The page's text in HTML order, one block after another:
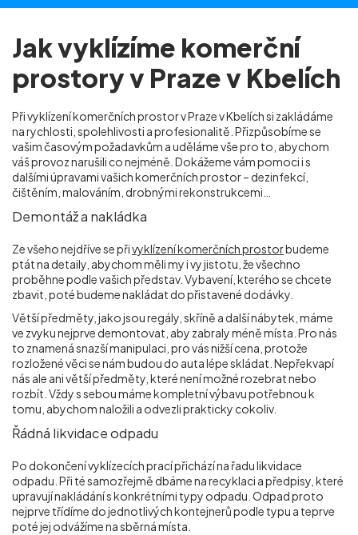
Jak vyklízíme komerční
prostory v Praze v Kbelích
Při vyklízení komerčních prostor v Praze v Kbelích si zakládáme
na rychlosti, spolehlivosti a profesionalitě. Přizpůsobíme se
vašim časovým požadavkům a uděláme vše pro to, abychom
váš provoz narušili co nejméně. Dokážeme vám pomoci i s
dalšími úpravami vašich komerčních prostor – dezinfekcí,
čištěním, malováním, drobnými rekonstrukcemi…
Demontáž a nakládka
Ze všeho nejdříve se přivyklízení komerčních prostorbudeme
ptát na detaily, abychom měli my i vy jistotu, že všechno
proběhne podle vašich představ. Vybavení, kterého se chcete
zbavit, poté budeme nakládat do přistavené dodávky.
Větší předměty, jako jsou regály, skříně a další nábytek, máme
ve zvyku nejprve demontovat, aby zabraly méně místa. Pro nás
to znamená snazší manipulaci, pro vás nižší cena, protože
rozložené věci se nám budou do auta lépe skládat. Nepřekvapí
nás ale ani větší předměty, které není možné rozebrat nebo
rozbít. Vždy s sebou máme kompletní výbavu potřebnou k
tomu, abychom naložili a odvezli prakticky cokoliv.
Řádná likvidace odpadu
Po dokončení vyklízecích prací přichází na řadu likvidace
odpadu. Při té samozřejmě dbáme na recyklaci a předpisy, které
upravují nakládání s konkrétními typy odpadu. Odpad proto
nejprve třídíme do jednotlivých kontejnerů podle typu a teprve
poté jej odvážíme na sběrná místa.